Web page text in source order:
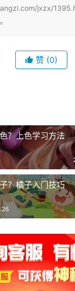
jxzx/
赞 (0)
？上色学习方法
？橘子入门技巧